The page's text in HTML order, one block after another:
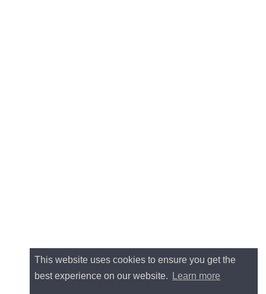
This website uses cookies to ensure you get the
best experience on our website.
Learn more